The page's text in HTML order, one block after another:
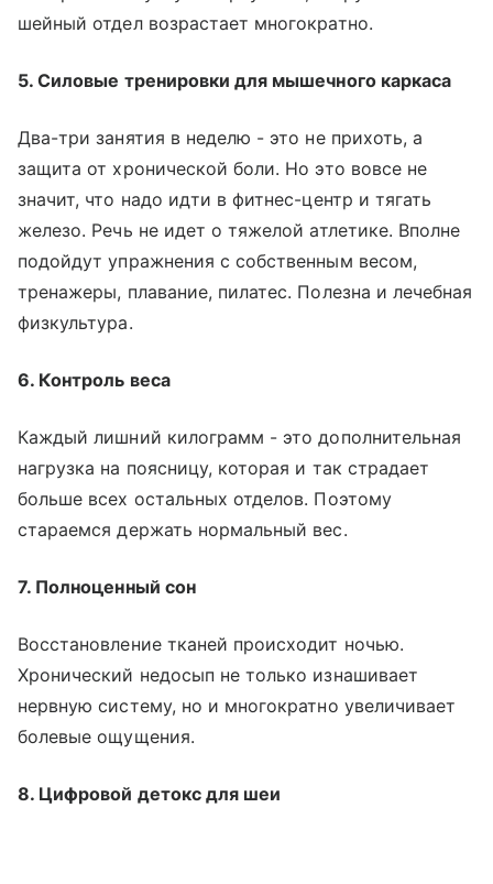
шейный отдел возрастает многократно.
5. Силовые тренировки для мышечного каркаса
Два-три занятия в неделю - это не прихоть, а
защита от хронической боли. Но это вовсе не
значит, что надо идти в фитнес-центр и тягать
железо. Речь не идет о тяжелой атлетике. Вполне
подойдут упражнения с собственным весом,
тренажеры, плавание, пилатес. Полезна и лечебная
физкультура.
6. Контроль веса
Каждый лишний килограмм - это дополнительная
нагрузка на поясницу, которая и так страдает
больше всех остальных отделов. Поэтому
стараемся держать нормальный вес.
7. Полноценный сон
Восстановление тканей происходит ночью.
Хронический недосып не только изнашивает
нервную систему, но и многократно увеличивает
болевые ощущения.
8. Цифровой детокс для шеи